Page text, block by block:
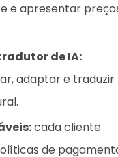
e apresentar
de IA:
adaptar e traduzir
cada cliente
de